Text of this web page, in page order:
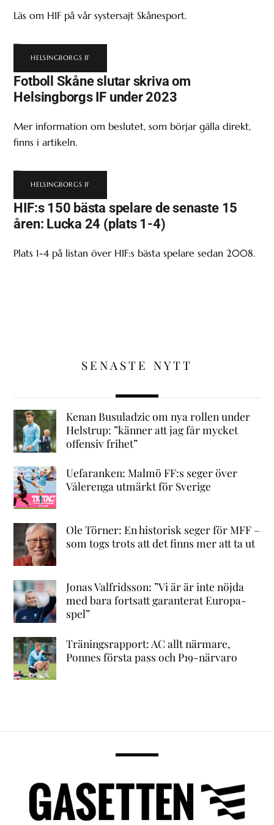
Läs om HIF på vår systersajt Skånesport.
HELSINGBORGS IF
Fotboll Skåne slutar skriva om
Helsingborgs IF under 2023
Mer information om beslutet, som börjar gälla direkt,
finns i artikeln.
HELSINGBORGS IF
HIF:s 150 bästa spelare de senaste 15
åren: Lucka 24 (plats 1-4)
Plats 1-4 på listan över HIF:s bästa spelare sedan 2008.
SENASTE NYTT
Kenan Busuladzic om nya rollen under
Helstrup: ”känner att jag får mycket
offensiv frihet”
Uefaranken: Malmö FF:s seger över
Vålerenga utmärkt för Sverige
Ole Törner: En historisk seger för MFF –
som togs trots att det finns mer att ta ut
Jonas Valfridsson: ”Vi är är inte nöjda
med bara fortsatt garanterat Europa-
spel”
Träningsrapport: AC allt närmare,
Ponnes första pass och P19-närvaro